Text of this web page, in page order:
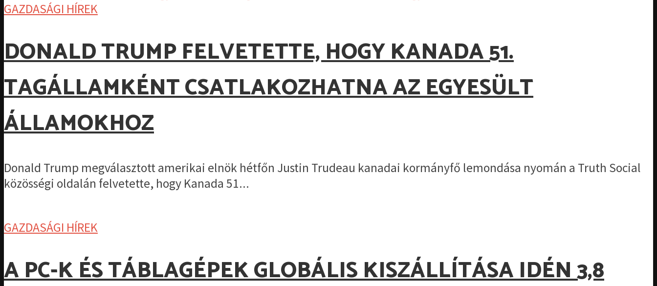
GAZDASÁGI HÍREK
DONALD TRUMP FELVETETTE, HOGY KANADA 51.
TAGÁLLAMKÉNT CSATLAKOZHATNA AZ EGYESÜLT
ÁLLAMOKHOZ
Donald Trump megválasztott amerikai elnök hétfőn Justin Trudeau kanadai kormányfő lemondása nyomán a Truth Social
közösségi oldalán felvetette, hogy Kanada 51...
GAZDASÁGI HÍREK
A PC-K ÉS TÁBLAGÉPEK GLOBÁLIS KISZÁLLÍTÁSA IDÉN 3,8